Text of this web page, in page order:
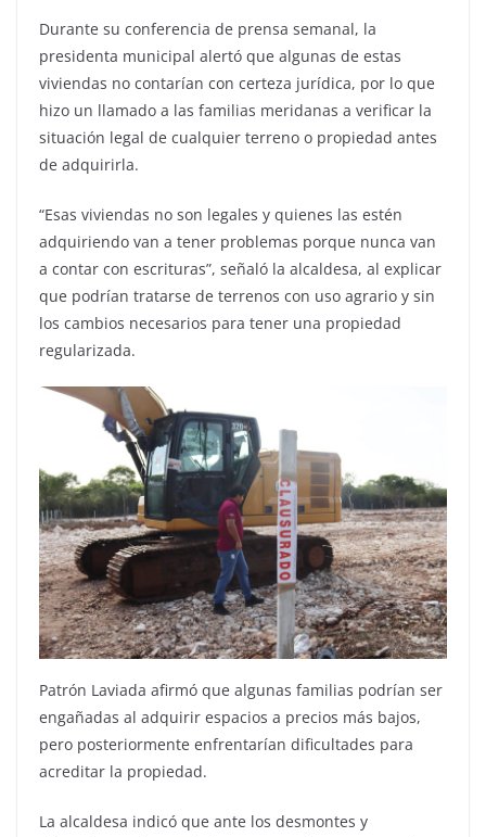
Durante su conferencia de prensa semanal, la
presidenta municipal alertó que algunas de estas
viviendas no contarían con certeza jurídica, por lo que
hizo un llamado a las familias meridanas a verificar la
situación legal de cualquier terreno o propiedad antes
de adquirirla.
“Esas viviendas no son legales y quienes las estén
adquiriendo van a tener problemas porque nunca van
a contar con escrituras”, señaló la alcaldesa, al explicar
que podrían tratarse de terrenos con uso agrario y sin
los cambios necesarios para tener una propiedad
regularizada.
Patrón Laviada afirmó que algunas familias podrían ser
engañadas al adquirir espacios a precios más bajos,
pero posteriormente enfrentarían dificultades para
acreditar la propiedad.
La alcaldesa indicó que ante los desmontes y